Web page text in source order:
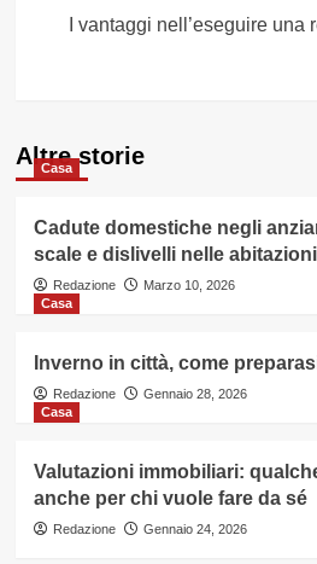
I vantaggi nell’eseguire
Altre storie
Casa
Cadute domestiche negli
scale e dislivelli nelle abitazioni
Redazione
Marzo 10, 2026
Casa
Inverno in città, come
Redazione
Gennaio 28, 2026
Casa
Valutazioni immobiliari:
anche per chi vuole fare da sé
Redazione Gennaio 24, 2026